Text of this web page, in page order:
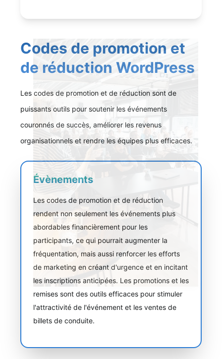
Codes de promotion et
de réduction WordPress
Les codes de promotion et de réduction sont de
puissants outils pour soutenir les événements
couronnés de succès, améliorer les revenus
organisationnels et rendre les équipes plus efficaces.
Évènements
Les codes de promotion et de réduction
rendent non seulement les événements plus
abordables financièrement pour les
participants, ce qui pourrait augmenter la
fréquentation, mais aussi renforcer les efforts
de marketing en créant d'urgence et en incitant
les inscriptions anticipées. Les promotions et les
remises sont des outils efficaces pour stimuler
l'attractivité de l'événement et les ventes de
billets de conduite.